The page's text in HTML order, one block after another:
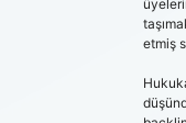
etmiş